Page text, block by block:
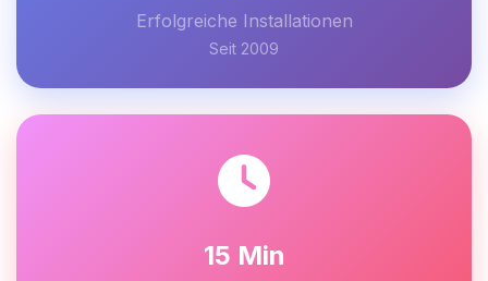
Erfolgreiche Installationen
Seit 2009
15 Min